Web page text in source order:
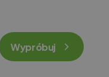
Wypróbuj